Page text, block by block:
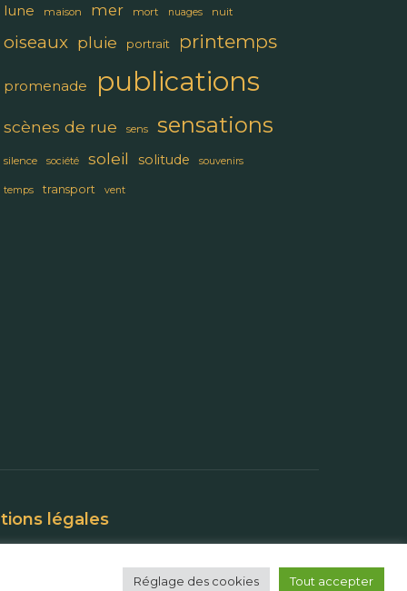
lune maison mer mort nuages nuit
oiseaux pluie portrait printemps
promenade publications
scènes de rue sens sensations
silence société soleil solitude souvenirs
temps transport vent
légales
Réglage des cookies Tout accepter